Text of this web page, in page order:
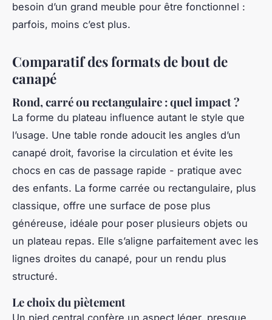
besoin d’un grand meuble pour être fonctionnel :
parfois, moins c’est plus.
Comparatif des formats de bout de
canapé
Rond, carré ou rectangulaire : quel impact ?
La forme du plateau influence autant le style que
l’usage. Une table ronde adoucit les angles d’un
canapé droit, favorise la circulation et évite les
chocs en cas de passage rapide - pratique avec
des enfants. La forme carrée ou rectangulaire, plus
classique, offre une surface de pose plus
généreuse, idéale pour poser plusieurs objets ou
un plateau repas. Elle s’aligne parfaitement avec les
lignes droites du canapé, pour un rendu plus
structuré.
Le choix du piètement
Un pied central confère un aspect léger, presque